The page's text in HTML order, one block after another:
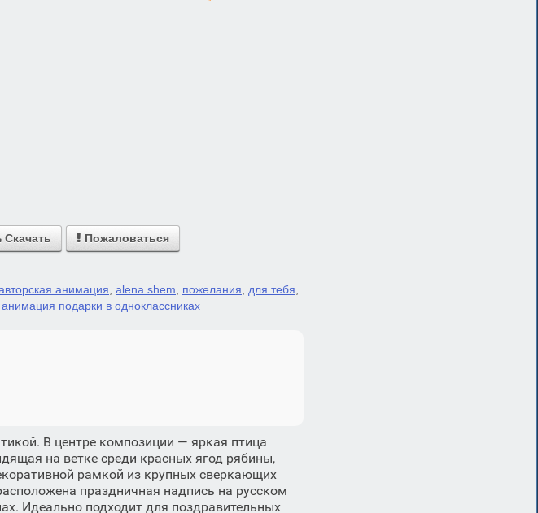
Скачать  Пожаловаться
анимация alena shem пожелания для тебя
подарки в одноклассниках
В центре композиции — яркая птица
на ветке среди красных ягод рябины,
рамкой из крупных сверкающих
праздничная надпись на русском
Идеально подходит для поздравительных